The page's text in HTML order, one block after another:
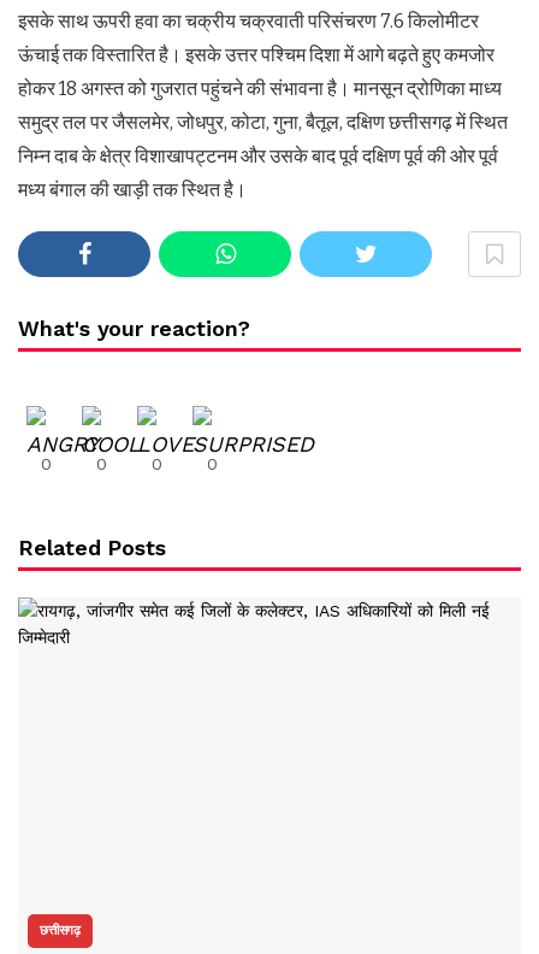
इसके साथ ऊपरी हवा का चक्रीय चक्रवाती परिसंचरण 7.6 किलोमीटर
ऊंचाई तक विस्तारित है। इसके उत्तर पश्चिम दिशा में आगे बढ़ते हुए कमजोर
होकर 18 अगस्त को गुजरात पहुंचने की संभावना है। मानसून द्रोणिका माध्य
समुद्र तल पर जैसलमेर, जोधपुर, कोटा, गुना, बैतूल, दक्षिण छत्तीसगढ़ में स्थित
निम्न दाब के क्षेत्र विशाखापट्टनम और उसके बाद पूर्व दक्षिण पूर्व की ओर पूर्व
मध्य बंगाल की खाड़ी तक स्थित है।
What's your reaction?
0 0 0 0
Related Posts
छत्तीसगढ़